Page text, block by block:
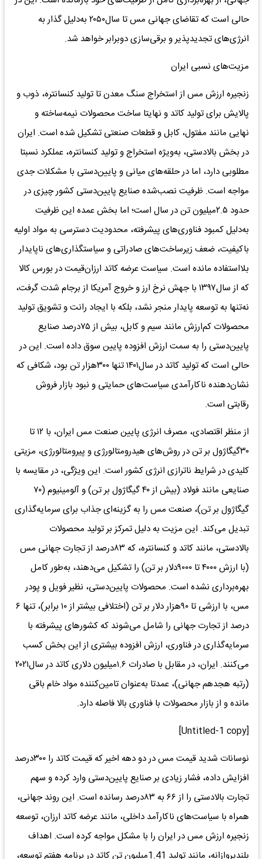
حالی است که تقاضای جهانی مس تا سال۲۰۵۰ به‌دلیل گذار به
انرژی‌های تجدیدپذیر و برقی‌سازی دوبرابر خواهد شد.
مزیت‌های نسبی ایران
زنجیره ارزش مس از استخراج سنگ معدن تا تولید کنسانتره، ذوب و
پالایش برای تولید کاتد و نهایتا ساخت محصولات نیمه‌ساخته و
نهایی مانند مفتول، کابل و قطعات صنعتی تشکیل شده است. ایران
در بخش بالادستی، به‌ویژه استخراج و تولید کنسانتره، عملکرد نسبتا
مطلوبی دارد، اما در حلقه‌های میانی و پایین‌دستی با مشکلات جدی
مواجه است. ظرفیت نصب‌شده صنایع پایین‌دستی کشور چیزی در
حدود ۲.۵میلیون تن در سال است؛ اما بخش عمده این ظرفیت
به‌دلیل کمبود فناوری‌های پیشرفته، محدودیت دسترسی به مواد اولیه
باکیفیت، ضعف زیرساخت‌های صادراتی و سیاستگذاری‌های ناپایدار
بلااستفاده مانده است. سیاست عرضه کاتد ارزان‌قیمت در بورس کالا
که از سال۱۳۹۷ با جهش نرخ ارز و خروج آمریکا از برجام شدت گرفت،
نه‌تنها به توسعه پایدار منجر نشد، بلکه با ایجاد رانت و تشویق تولید
محصولات کم‌ارزش مانند سیم و کابل، بیش از ۷۵درصد صنایع
پایین‌دستی را به سمت ارزش افزوده پایین سوق داده است. این در
حالی است که تولید کاتد در سال۱۴۰۱ تنها ۳۰۰هزار تن بود، شکافی که
نشان‌دهنده ناکارآمدی سیاست‌های حمایتی و نبود بازار فروش
رقابتی است.
از منظر اقتصادی، مصرف انرژی پایین صنعت مس ایران، با ۱۲ تا
۳۰گیگاژول بر تن در روش‌های هیدرومتالورژی و پیرومتالورژی، مزیتی
کلیدی در شرایط ناترازی انرژی کشور است. این ویژگی، در مقایسه با
صنایعی مانند فولاد (بیش از ۴۰ گیگاژول بر تن) و آلومینیوم (۷۰
گیگاژول بر تن)، صنعت مس را به گزینه‌ای جذاب برای سرمایه‌گذاری
تبدیل می‌کند. این مزیت به دلیل تمرکز بر تولید محصولات
بالادستی، مانند کاتد و کنسانتره، که ۸۳درصد از تجارت جهانی مس
(با ارزش ۴۰۰۰ تا ۹۰۰۰دلار بر تن) را تشکیل می‌دهند، به‌طور کامل
بهره‌برداری نشده است. محصولات پایین‌دستی، نظیر فویل و پودر
مس، با ارزشی تا ۹۰هزار دلار بر تن (اختلافی بیشتر از ۱۰ برابر)، تنها ۶
درصد از تجارت جهانی را شامل می‌شوند که کشورهای پیشرفته با
سرمایه‌گذاری در فناوری، ارزش افزوده بیشتری از این بخش کسب
می‌کنند. ایران، در مقابل با صادرات ۱.۶میلیون دلاری کاتد در سال۲۰۲۱
(رتبه هجدهم جهانی)، عمدتا به‌عنوان تامین‌کننده مواد خام باقی
مانده و از بازار محصولات با فناوری بالا فاصله دارد.
[Untitled-1 copy]
نوسانات شدید قیمت مس در دو دهه اخیر که قیمت کاتد را ۳۰۰درصد
افزایش داده، فشار زیادی بر صنایع پایین‌دستی وارد کرده و سهم
تجارت بالادستی را از ۶۶ به ۸۳درصد رسانده است. این روند جهانی،
همراه با سیاست‌های ناکارآمد داخلی، مانند عرضه کاتد ارزان، توسعه
زنجیره ارزش مس در ایران را با مشکل مواجه کرده است. اهداف
بلندپروازانه، مانند تولید 1.41میلیون تن کاتد در برنامه هفتم توسعه،